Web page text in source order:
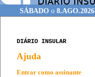
SÁBADOo 8.AGO.2026
DIÁRIO INSULAR
Ajuda
Entrar como assinante